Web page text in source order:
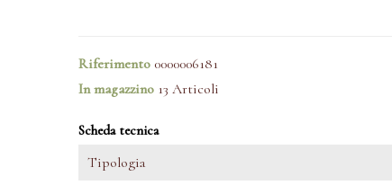
Riferimento 0000006181
In magazzino 13 Articoli
Scheda tecnica
Tipologia